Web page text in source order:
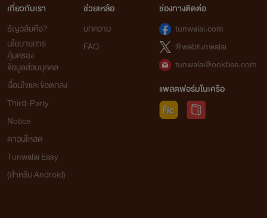
เกี่ยวกับเรา
ธัญวลัยคือ?
นโยบายการ
คุ้มครอง
ข้อมูลส่วนบุคคล
เงื่อนไขและข้อตกลง
Third-Party
Notice
ดาวน์โหลด
Tunwalai Easy
(สำหรับ Android)
ช่วยเหลือ
บทความ
FAQ
ช่องทางติดต่อ
tunwalai.com
@webtunwalai
tunwalai@ookbee.com
แพลตฟอร์มในเครือ